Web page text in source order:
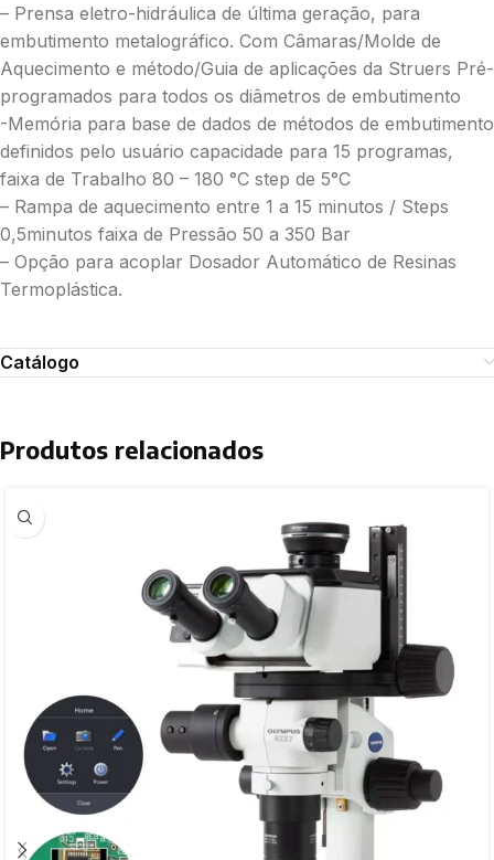
– Prensa eletro-hidráulica de última geração, para
embutimento metalográfico. Com Câmaras/Molde de
Aquecimento e método/Guia de aplicações da Struers Pré-
programados para todos os diâmetros de embutimento
-Memória para base de dados de métodos de embutimento
definidos pelo usuário capacidade para 15 programas,
faixa de Trabalho 80 – 180 °C step de 5°C
– Rampa de aquecimento entre 1 a 15 minutos / Steps
0,5minutos faixa de Pressão 50 a 350 Bar
– Opção para acoplar Dosador Automático de Resinas
Termoplástica.
Catálogo
Produtos relacionados